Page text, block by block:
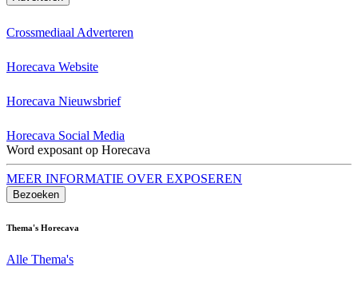
Crossmediaal Adverteren
Horecava Website
Horecava Nieuwsbrief
Horecava Social Media
Word exposant op Horecava
MEER INFORMATIE OVER EXPOSEREN
Bezoeken
Thema's Horecava
Alle Thema's